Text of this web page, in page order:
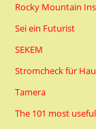
Rocky Mountain
Sei ein Futurist
SEKEM
Stromcheck für
Tamera
The 101 most